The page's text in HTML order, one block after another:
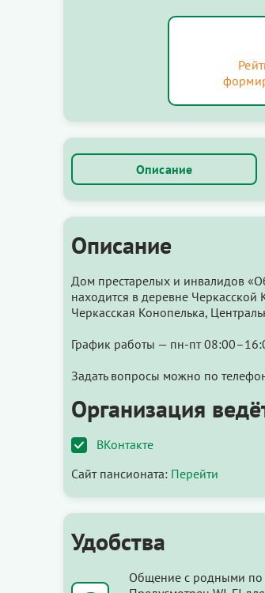
Описание
Описание
Дом престарелых и инвалидов
находится в деревне
Черкасская Конопелька,
График работы — пн-пт
Задать вопросы можно по
Организация
ВКонтакте
Сайт пансионата: Перейти
Удобства
Общение с родными по